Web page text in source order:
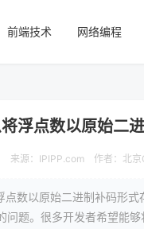
前端技术 网络编程
浮点数以原始二
来源： IPIPP.com 作者：北京
数以原始二进制补码形
题。很多开发者希望能